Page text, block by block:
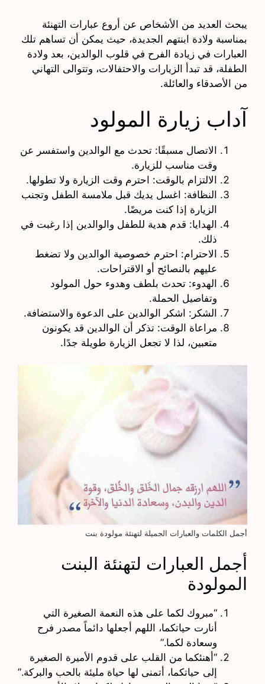
يبحث العديد من الأشخاص عن أروع عبارات التهنئة
بمناسبة ولادة ابنتهم الجديدة، حيث يمكن أن تساهم تلك
العبارات في زيادة الفرح في قلوب الوالدين، بعد ولادة
الطفلة، قد تبدأ الزيارات والاحتفالات، وتتوالى التهاني
من الأصدقاء والعائلة.
آداب زيارة المولود
الاتصال مسبقًا: تحدث مع الوالدين واستفسر عن
وقت مناسب للزيارة.
الالتزام بالوقت: احترم وقت الزيارة ولا تطولها.
النظافة: اغسل يديك قبل ملامسة الطفل وتجنب
الزيارة إذا كنت مريضًا.
الهدايا: قدم هدية للطفل والوالدين إذا رغبت في
ذلك.
الاحترام: احترم خصوصية الوالدين ولا تضغط
عليهم بالنصائح أو الاقتراحات.
الهدوء: تحدث بلطف وهدوء حول المولود
وتفاصيل الحملة.
الشكر: اشكر الوالدين على الدعوة والاستضافة.
مراعاة الوقت: تذكر أن الوالدين قد يكونون
متعبين، لذا لا تجعل الزيارة طويلة جدًا.
أجمل الكلمات والعبارات الجميلة لتهنئة مولودة بنت
أجمل العبارات لتهنئة البنت
المولودة
“مبروك لكما على هذه النعمة الصغيرة التي
أنارت حياتكما، اللهم أجعلها دائماً مصدر فرح
وسعادة لكما.”
“أهنئكما من القلب على قدوم الأميرة الصغيرة
إلى حياتكما، أتمنى لها حياة مليئة بالحب والبركة.”